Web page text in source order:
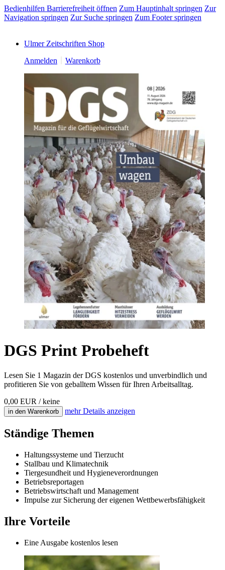
Bedienhilfen Barrierefreiheit öffnen Zum Hauptinhalt springen Zur
Navigation springen Zur Suche springen Zum Footer springen
Ulmer Zeitschriften Shop
Anmelden
Warenkorb
DGS Print Probeheft
Lesen Sie 1 Magazin der DGS kostenlos und unverbindlich und
profitieren Sie von geballtem Wissen für Ihren Arbeitsalltag.
0,00 EUR / keine
in den Warenkorb mehrDetails anzeigen
Ständige Themen
Haltungssysteme und Tierzucht
Stallbau und Klimatechnik
Tiergesundheit und Hygieneverordnungen
Betriebsreportagen
Betriebswirtschaft und Management
Impulse zur Sicherung der eigenen Wettbewerbsfähigkeit
Ihre Vorteile
Eine Ausgabe kostenlos lesen